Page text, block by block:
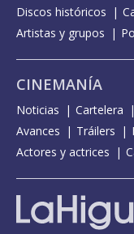
Discos históricos
Artistas y grupos
CINEMANÍA
Noticias Cartelera
Avances
Tráilers
Actores y actrices